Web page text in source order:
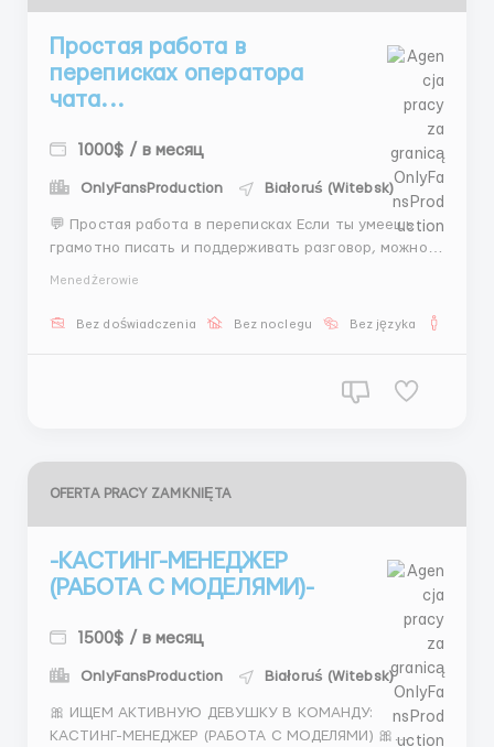
Простая работа в
переписках оператора
чата...
1000$ / в месяц
OnlyFansProduction Białoruś (Witebsk)
💬 Простая работа в переписках Если ты умеешь
грамотно писать и поддерживать разговор, можно
переписка — помощь клиентам — подбор моделей —
Menedżerowie
Bez doświadczenia Bez noclegu Bez języka
OFERTA PRACY ZAMKNIĘTA
-КАСТИНГ-МЕНЕДЖЕР
(РАБОТА С МОДЕЛЯМИ)-
1500$ / в месяц
OnlyFansProduction Białoruś (Witebsk)
🎀 ИЩЕМ АКТИВНУЮ ДЕВУШКУ В КОМАНДУ:
КАСТИНГ-МЕНЕДЖЕР (РАБОТА С МОДЕЛЯМИ) 🎀